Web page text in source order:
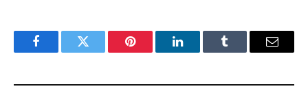
FacebookTwitter Pinterest LinkedInTumblr Email